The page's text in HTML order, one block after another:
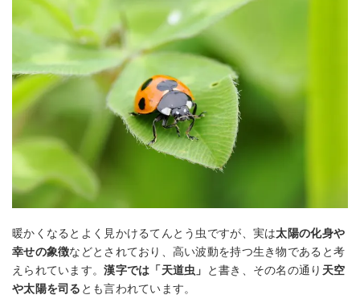
暖かくなるとよく見かけるてんとう虫ですが、実は太陽の化身や
幸せの象徴などとされており、高い波動を持つ生き物であると考
えられています。漢字では「天道虫」 と書き、その名の通り 天空
や太陽を司る とも言われています。